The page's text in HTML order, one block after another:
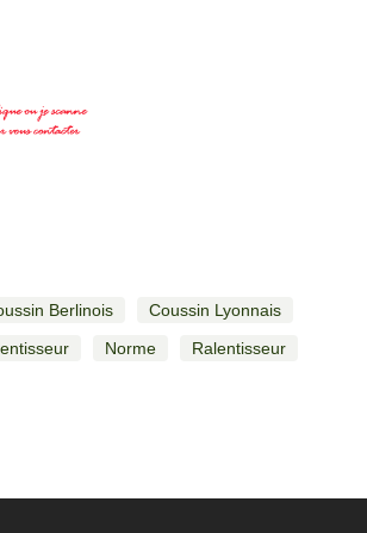
Berlinois
Coussin Lyonnais
Norme Ralentisseur